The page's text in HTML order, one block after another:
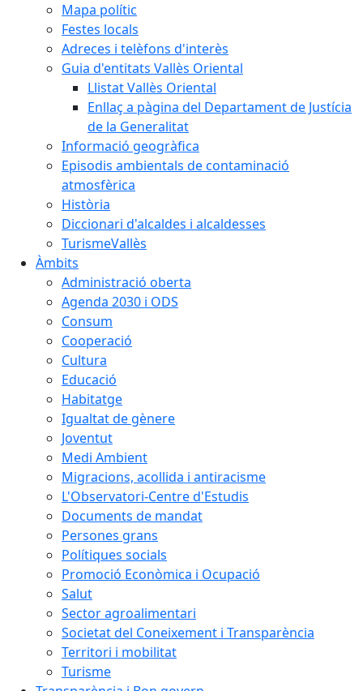
Mapa polític
Festes locals
Adreces i telèfons d'interès
Guia d'entitats Vallès Oriental
Llistat Vallès Oriental
Enllaç a pàgina del Departament de Justícia
de la Generalitat
Informació geogràfica
Episodis ambientals de contaminació
atmosfèrica
Història
Diccionari d'alcaldes i alcaldesses
TurismeVallès
Àmbits
Administració oberta
Agenda 2030 i ODS
Consum
Cooperació
Cultura
Educació
Habitatge
Igualtat de gènere
Joventut
Medi Ambient
Migracions, acollida i antiracisme
L'Observatori-Centre d'Estudis
Documents de mandat
Persones grans
Polítiques socials
Promoció Econòmica i Ocupació
Salut
Sector agroalimentari
Societat del Coneixement i Transparència
Territori i mobilitat
Turisme